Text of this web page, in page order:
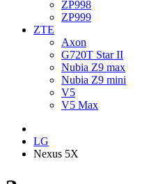
ZP998
ZP999
ZTE
Axon
G720T Star II
Nubia Z9 max
Nubia Z9 mini
V5
V5 Max
LG
Nexus 5X